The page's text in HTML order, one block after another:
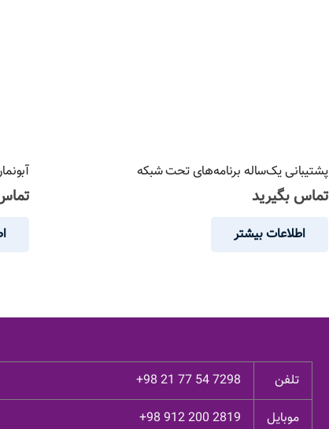
پشتیبانی یک‌ساله برنامه‌های تحت شبکه
تماس بگیرید
اطلاعات بیشتر
تلفن
+98 21 77 54 7298
موبایل
+98 912 200 2819